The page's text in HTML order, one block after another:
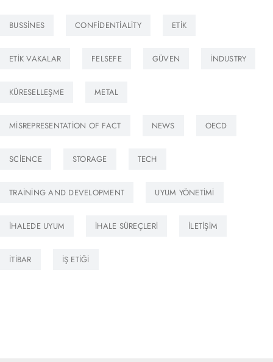
BUSSINES CONFIDENTIALITY ETIK
ETIK VAKALAR FELSEFE GÜVEN INDUSTRY
KÜRESELLEŞME METAL
MISREPRESENTATION OF FACT NEWS OECD
SCIENCE STORAGE TECH
TRAINING AND DEVELOPMENT UYUM YÖNETIMI
İHALEDE UYUM İHALE SÜREÇLERI İLETIŞIM
İTIBAR İŞ ETIĞI